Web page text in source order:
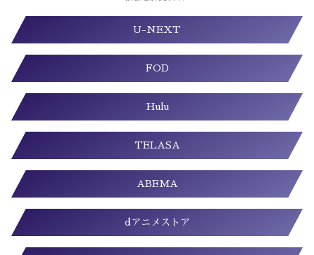
U-NEXT
FOD
Hulu
TELASA
ABEMA
dアニメストア